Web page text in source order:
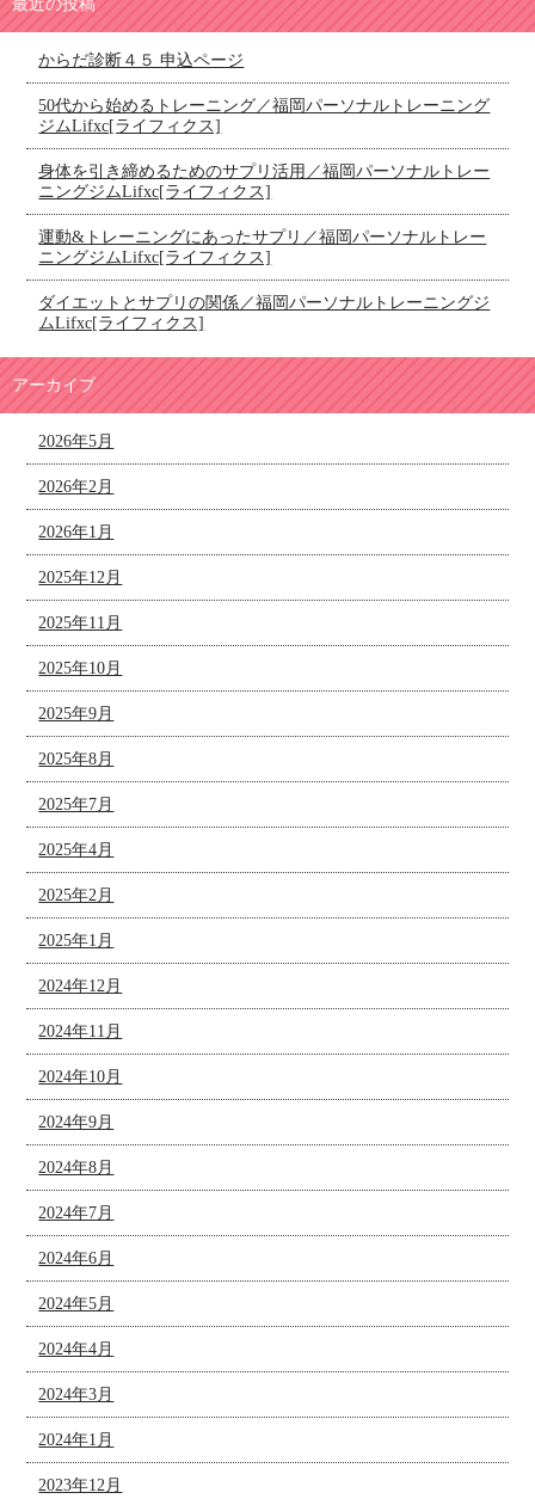
最近の投稿
からだ診断４５ 申込ページ
50代から始めるトレーニング／福岡パーソナルトレーニング
ジムLifxc[ライフィクス]
身体を引き締めるためのサプリ活用／福岡パーソナルトレー
ニングジムLifxc[ライフィクス]
運動&トレーニングにあったサプリ／福岡パーソナルトレー
ニングジムLifxc[ライフィクス]
ダイエットとサプリの関係／福岡パーソナルトレーニングジ
ムLifxc[ライフィクス]
アーカイブ
2026年5月
2026年2月
2026年1月
2025年12月
2025年11月
2025年10月
2025年9月
2025年8月
2025年7月
2025年4月
2025年2月
2025年1月
2024年12月
2024年11月
2024年10月
2024年9月
2024年8月
2024年7月
2024年6月
2024年5月
2024年4月
2024年3月
2024年1月
2023年12月